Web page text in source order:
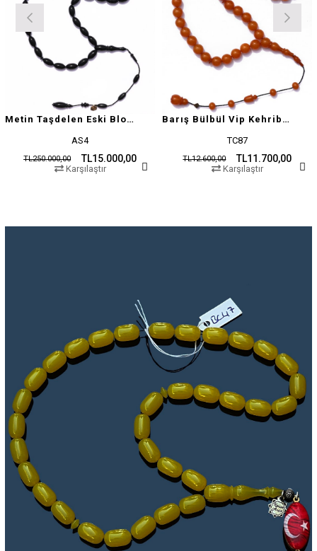
Metin Taşdelen Eski Blok Sıkma
AS4
TL15.000,00
TL250.000,00
Karşılaştır
Barış Bülbül Vip Kehribar Tesbih
TC87
TL11.700,00
TL12.600,00
Karşılaştır